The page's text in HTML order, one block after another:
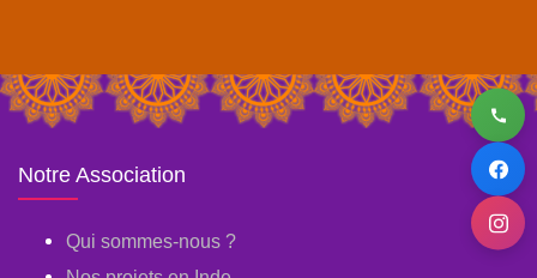
Notre Association
Qui sommes-nous ?